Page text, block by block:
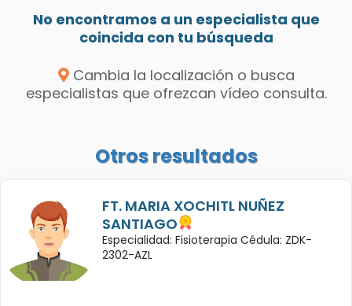
No encontramos a un especialista que
coincida con tu búsqueda
Cambia la localización o busca
especialistas que ofrezcan vídeo consulta.
Otros resultados
FT. MARIA XOCHITL NUÑEZ
SANTIAGO
Especialidad: Fisioterapia Cédula: ZDK-
2302-AZL